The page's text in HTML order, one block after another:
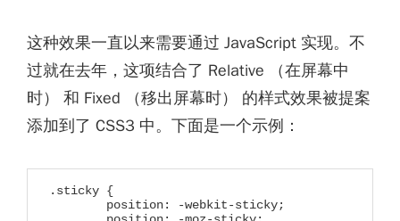
这种效果一直以来需要通过 JavaScript 实现。不
过就在去年，这项结合了 Relative （在屏幕中
时） 和 Fixed （移出屏幕时） 的样式效果被提案
添加到了 CSS3 中。下面是一个示例：
.sticky {